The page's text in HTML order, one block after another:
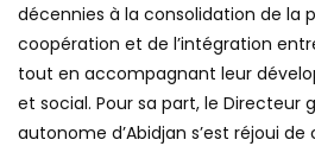
décennies à la consolidation de la
coopération et de l’intégration
tout en accompagnant leur
et social. Pour sa part, le Directeur
autonome d’Abidjan s’est réjoui de